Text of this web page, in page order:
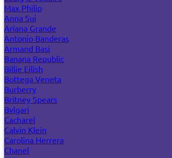
Max Philip
Anna Sui
Ariana Grande
Antonio Banderas
Armand Basi
Banana Republic
Billie Eilish
Bottega Veneta
Burberry
Britney Spears
Bvlgari
Cacharel
Calvin Klein
Carolina Herrera
Chanel